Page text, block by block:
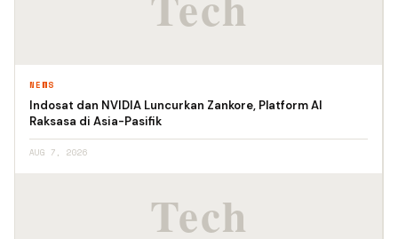
NEWS
Indosat dan NVIDIA Luncurkan Zankore, Platform AI
Raksasa di Asia-Pasifik
AUG 7, 2026